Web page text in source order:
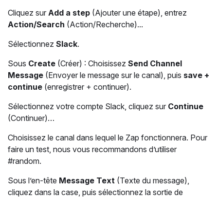
Cliquez sur Add a step (Ajouter une étape), entrez
Action/Search (Action/Recherche)...
Sélectionnez Slack.
Sous Create (Créer) : Choisissez Send Channel
Message (Envoyer le message sur le canal), puis save +
continue (enregistrer + continuer).
Sélectionnez votre compte Slack, cliquez sur Continue
(Continuer)…
Choisissez le canal dans lequel le Zap fonctionnera. Pour
faire un test, nous vous recommandons d’utiliser
#random.
Sous l’en-tête Message Text (Texte du message),
cliquez dans la case, puis sélectionnez la sortie de